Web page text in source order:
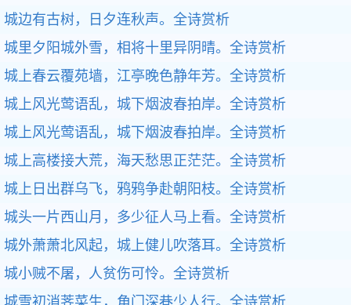
城边有古树，日夕连秋声。 全诗赏析
城里夕阳城外雪，相将十里异阴晴。 全诗赏析
城上春云覆苑墙，江亭晚色静年芳。 全诗赏析
城上风光莺语乱，城下烟波春拍岸。 全诗赏析
城上风光莺语乱，城下烟波春拍岸。 全诗赏析
城上高楼接大荒，海天愁思正茫茫。 全诗赏析
城上日出群乌飞，鸦鸦争赴朝阳枝。 全诗赏析
城头一片西山月，多少征人马上看。 全诗赏析
城外萧萧北风起，城上健儿吹落耳。 全诗赏析
城小贼不屠，人贫伤可怜。 全诗赏析
城雪初消荠菜生，角门深巷少人行。 全诗赏析